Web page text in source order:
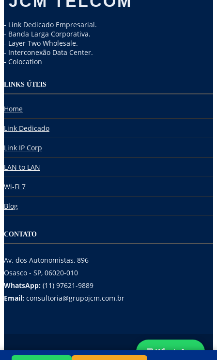
- Link Dedicado Empresarial.
- Banda Larga Corporativa.
- Layer Two Wholesale.
- Interconexão Data Center.
- Colocation
LINKS ÚTEIS
Home
Link Dedicado
Link IP Corp
LAN to LAN
Wi-Fi 7
Blog
CONTATO
Av. dos Autonomistas, 896
Osasco - SP, 06020-010
WhatsApp: (11) 97621-9889
Email: consultoria@grupojcm.com.br
© 2025JCM TELCOM. Todos os direitos reservados.
💬 WhatsApp